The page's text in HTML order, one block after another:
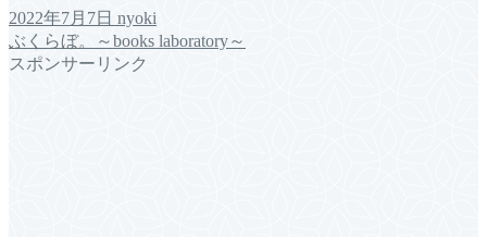
2022年7月7日 nyoki
ぶくらぼ。～books laboratory～
スポンサーリンク